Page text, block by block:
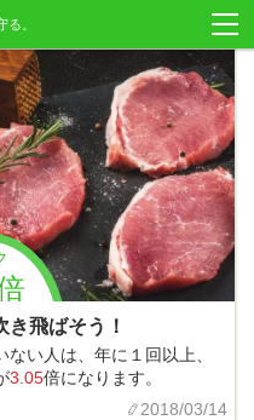
飛ばそう！
い人は、年に１回以上、
3.05倍になります。
2018/03/14
る。